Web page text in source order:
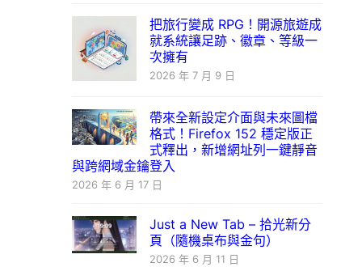
把旅行變成 RPG！開源旅遊成
就系統讓足跡、徽章、等級一
次擁有
2026 年 7 月 9 日
帶來全新設定介面與未來圖檔
格式！Firefox 152 穩定版正
式釋出，新增網址列一鍵靜音
與跨網域金鑰登入
2026 年 6 月 17 日
Just a New Tab – 拾光新分
頁（隨機桌布與金句）
2026 年 6 月 11 日